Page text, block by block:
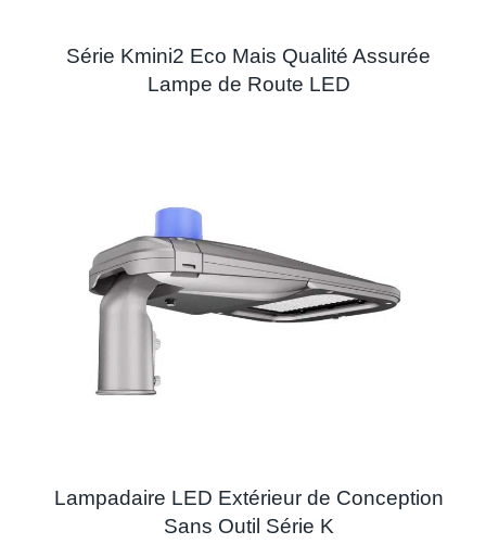
Série Kmini2 Eco Mais Qualité Assurée
Lampe de Route LED
Lampadaire LED Extérieur de Conception
Sans Outil Série K